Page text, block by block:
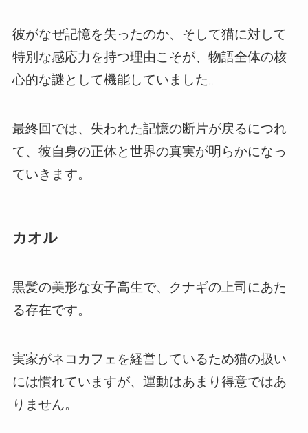
彼がなぜ記憶を失ったのか、そして猫に対して
特別な感応力を持つ理由こそが、物語全体の核
心的な謎として機能していました。
最終回では、失われた記憶の断片が戻るにつれ
て、彼自身の正体と世界の真実が明らかになっ
ていきます。
カオル
黒髪の美形な女子高生で、クナギの上司にあた
る存在です。
実家がネコカフェを経営しているため猫の扱い
には慣れていますが、運動はあまり得意ではあ
りません。